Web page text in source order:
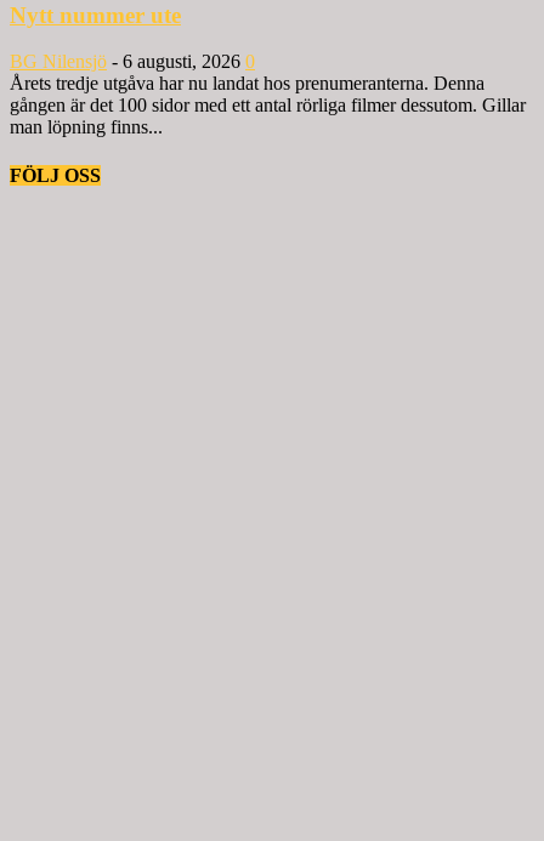
Nytt nummer ute
BG Nilensjö - 6 augusti, 2026 0
Årets tredje utgåva har nu landat hos prenumeranterna. Denna
gången är det 100 sidor med ett antal rörliga filmer dessutom. Gillar
man löpning finns...
FÖLJ OSS